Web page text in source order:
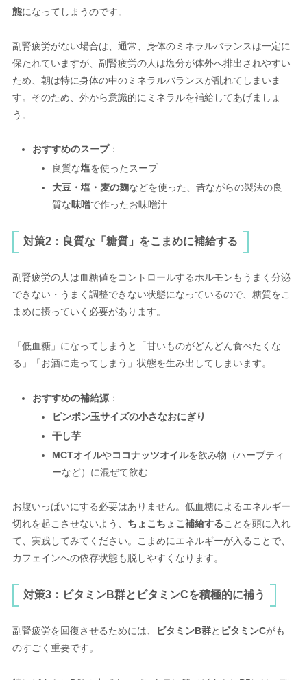
態になってしまうのです。
副腎疲労がない場合は、通常、身体のミネラルバランスは一定に
保たれていますが、副腎疲労の人は塩分が体外へ排出されやすい
ため、朝は特に身体の中のミネラルバランスが乱れてしまいま
す。そのため、外から意識的にミネラルを補給してあげましょ
う。
おすすめのスープ：
良質な塩を使ったスープ
大豆・塩・麦の麹などを使った、昔ながらの製法の良
質な味噌で作ったお味噌汁
対策2：良質な「糖質」をこまめに補給する
副腎疲労の人は血糖値をコントロールするホルモンもうまく分泌
できない・うまく調整できない状態になっているので、糖質をこ
まめに摂っていく必要があります。
「低血糖」になってしまうと「甘いものがどんどん食べたくな
る」「お酒に走ってしまう」状態を生み出してしまいます。
おすすめの補給源 ：
ピンポン玉サイズの小さなおにぎり
干し芋
MCTオイルやココナッツオイルを飲み物（ハーブティ
ーなど）に混ぜて飲む
お腹いっぱいにする必要はありません。低血糖によるエネルギー
切れを起こさせないよう、 ちょこちょこ補給することを頭に入れ
て、実践してみてください。こまめにエネルギーが入ることで、
カフェインへの依存状態も脱しやすくなります。
対策3：ビタミンB群とビタミンCを積極的に補う
副腎疲労を回復させるためには、 ビタミンB群と ビタミンCがも
のすごく重要です。